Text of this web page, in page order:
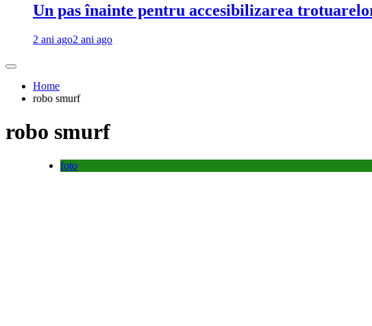
Un pas înainte pentru accesibilizarea
2 ani ago2 ani ago
Home
robo smurf
robo smurf
foto